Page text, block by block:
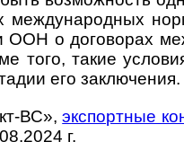
меж­ду­на­род­ных
ООН о дого­во­рах
того, такие
его заключения.
ВС»,экспортные
г.